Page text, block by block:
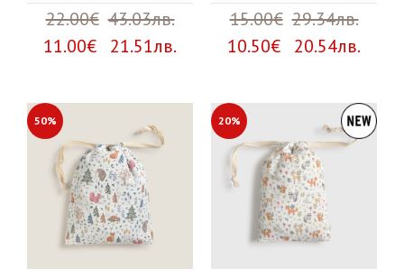
22.00€ 43.03лв.
11.00€ 21.51лв.
15.00€ 29.34лв.
10.50€ 20.54лв.
50% 20%